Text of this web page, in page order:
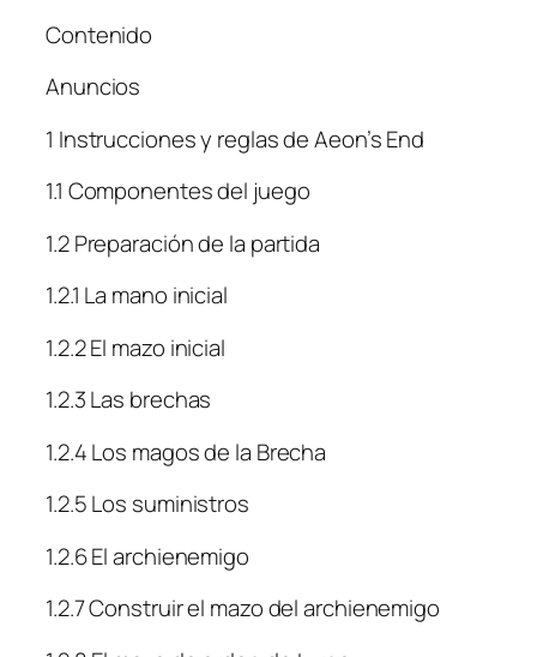
Contenido
Anuncios
1 Instrucciones y reglas de Aeon’s End
1.1 Componentes del juego
1.2 Preparación de la partida
1.2.1 La mano inicial
1.2.2 El mazo inicial
1.2.3 Las brechas
1.2.4 Los magos de la Brecha
1.2.5 Los suministros
1.2.6 El archienemigo
1.2.7 Construir el mazo del archienemigo